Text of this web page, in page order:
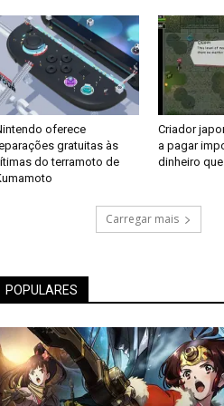
oferece
gratuitas às
do terramoto de
Criador
a pagar
dinheiro que
Carregar mais
POPULARES